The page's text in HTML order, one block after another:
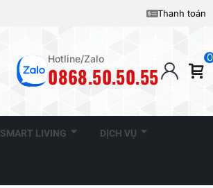
Thanh toán
Hotline/Zalo
0868.50.50.55
0
SMART LIVING DỊCH VỤ